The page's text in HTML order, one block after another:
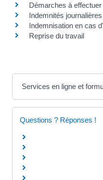
Démarches à effectuer
Indemnités
Indemnisation en cas
Reprise du travail
Services en ligne et
Questions ? Réponses !